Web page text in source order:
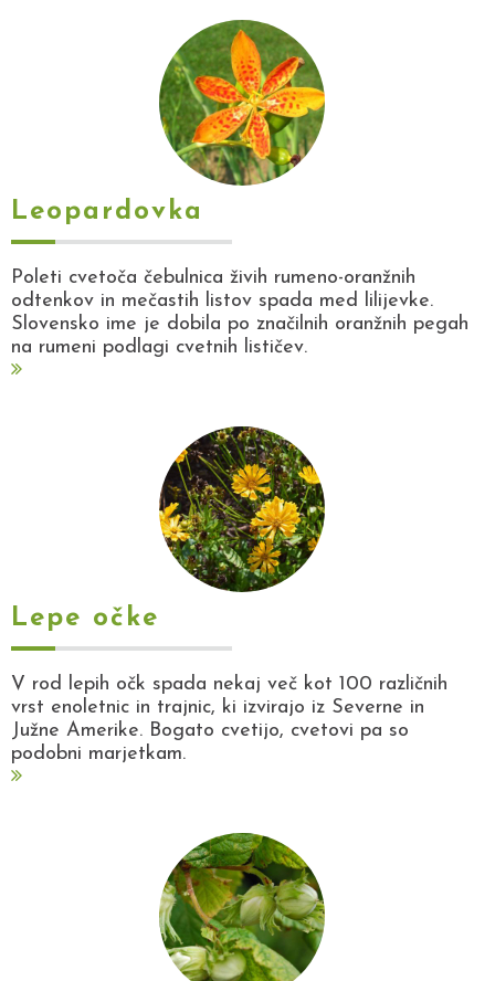
Leopardovka
Poleti cvetoča čebulnica živih rumeno-oranžnih
odtenkov in mečastih listov spada med lilijevke.
Slovensko ime je dobila po značilnih oranžnih pegah
na rumeni podlagi cvetnih lističev.
Lepe očke
V rod lepih očk spada nekaj več kot 100 različnih
vrst enoletnic in trajnic, ki izvirajo iz Severne in
Južne Amerike. Bogato cvetijo, cvetovi pa so
podobni marjetkam.